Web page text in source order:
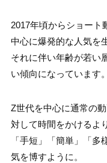
2017年頃からショート
中心に爆発的な人気を
それに伴い年齢が若い
い傾向になっています。
Z世代を中心に通常の
対して時間をかけるよ
「手短」「簡単」「多
気を博すように。